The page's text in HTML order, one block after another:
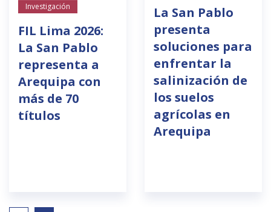
Investigación
FIL Lima 2026:
La San Pablo
representa a
Arequipa con
más de 70
títulos
La San Pablo
presenta
soluciones para
enfrentar la
salinización de
los suelos
agrícolas en
Arequipa